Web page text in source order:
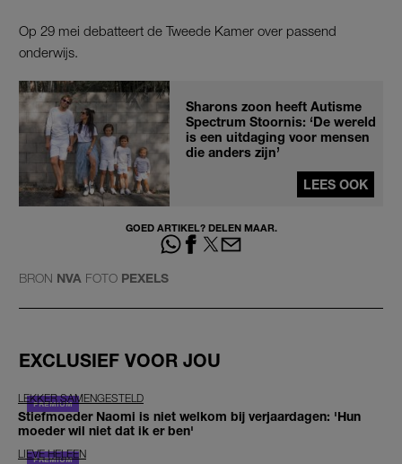
Op 29 mei debatteert de Tweede Kamer over passend
onderwijs.
Sharons zoon heeft Autisme
Spectrum Stoornis: ‘De wereld
is een uitdaging voor mensen
die anders zijn’
LEES OOK
GOED ARTIKEL? DELEN MAAR.
BRON NVA FOTO PEXELS
EXCLUSIEF VOOR JOU
LEKKER SAMENGESTELD
Stiefmoeder Naomi is niet welkom bij verjaardagen: 'Hun
moeder wil niet dat ik er ben'
LIEVE HELEEN